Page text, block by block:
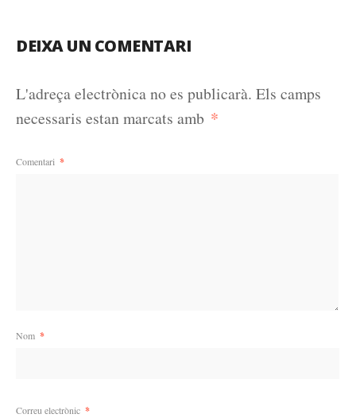
DEIXA UN COMENTARI
L'adreça electrònica no es publicarà. Els camps
necessaris estan marcats amb *
Comentari *
Nom *
Correu electrònic *